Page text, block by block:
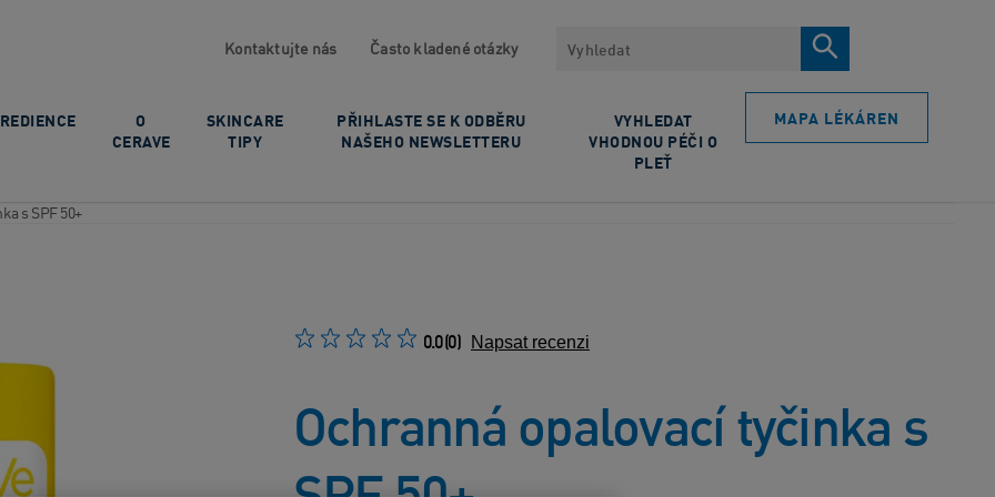
Kontaktujte nás Často kladené otázky Vyhledávat
O
CERAVE
SKINCARE
TIPY
PŘIHLASTE SE K ODBĚRU
NAŠEHO NEWSLETTERU
VYHLEDAT
VHODNOU PÉČI O
PLEŤ
MAPA LÉKÁREN
s SPF 50+
0.0(0) Napsat recenzi
Ochranná opalovací tyčinka s